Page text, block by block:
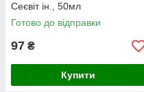
Сеєвіт ін., 50мл
Готово до відправки
97 ₴
Купити